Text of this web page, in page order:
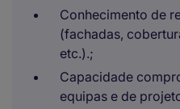
Conhecimento de
(fachadas,
etc.).;
Capacidade
equipas e de